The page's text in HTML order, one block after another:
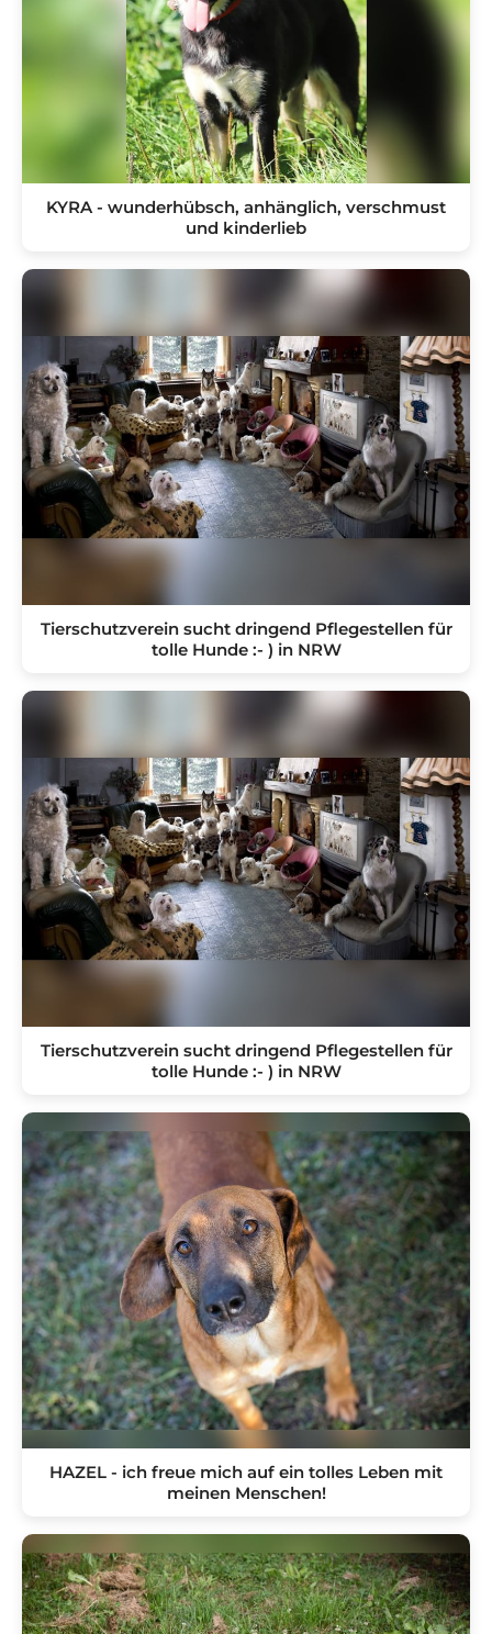
KYRA - wunderhübsch, anhänglich, verschmust
und kinderlieb
Tierschutzverein sucht dringend Pflegestellen für
tolle Hunde :- ) in NRW
Tierschutzverein sucht dringend Pflegestellen für
tolle Hunde :- ) in NRW
HAZEL - ich freue mich auf ein tolles Leben mit
meinen Menschen!